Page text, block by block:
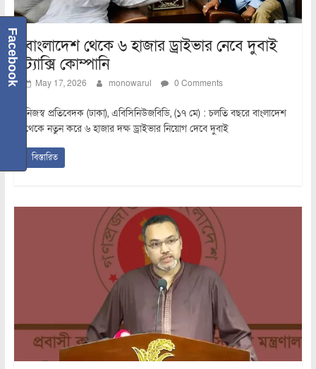
বাংলাদেশ থেকে ৬ হাজার ড্রাইভার নেবে দুবাই
ট্যাক্সি কোম্পানি
May 17, 2026 monowarul 0 Comments
নিজস্ব প্রতিবেদক (ঢাকা), এবিসিনিউজবিডি, (১৭ মে) : চলতি বছরে বাংলাদেশ
থেকে নতুন করে ৬ হাজার দক্ষ ড্রাইভার নিয়োগ দেবে দুবাই
বিস্তারিত
Facebook